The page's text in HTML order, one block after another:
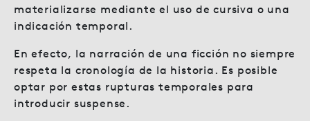
materializarse mediante el uso de cursiva o una
indicación temporal.
En efecto, la narración de una ficción no siempre
respeta la cronología de la historia. Es posible
optar por estas rupturas temporales para
introducir suspense.